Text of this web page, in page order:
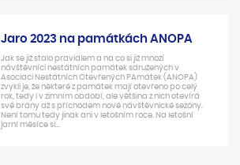
Jaro 2023 na památkách ANOPA
Jak se již stalo pravidlem a na co si již mnozí
návštěvníci nestátních památek sdružených v
Asociaci Nestátních Otevřených PAmátek (ANOPA)
zvykli je, že některé z památek mají otevřeno po celý
rok, tedy i v zimním období, ale většina z nich otevírá
své brány až s příchodem nové návštěvnické sezóny.
Není tomu tedy jinak ani v letošním roce. Na letošní
jarní měsíce si…